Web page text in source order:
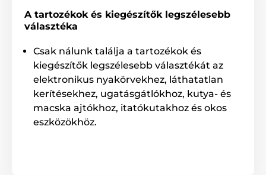
A tartozékok és kiegészítők legszélesebb
választéka
Csak nálunk találja a tartozékok és
kiegészítők legszélesebb választékát az
elektronikus nyakörvekhez, láthatatlan
kerítésekhez, ugatásgátlókhoz, kutya- és
macska ajtókhoz, itatókutakhoz és okos
eszközökhöz.